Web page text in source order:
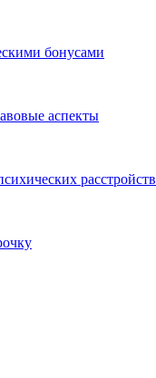
бонусами
аспекты
расстройств